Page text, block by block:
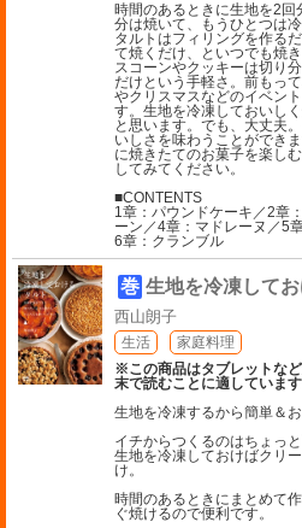
時間のあるときに生地を2回
分は焼いて、もうひとつは
タルトはフィリングを作る
て焼くだけ、といつでも焼
スコーンやクッキーは切り
だけという手軽さ。前もっ
やクリスマスなどのイベン
す。生地を冷凍しておいし
と思います。でも、大丈夫
いしさを味わうことができ
に焼きたてのお菓子を楽し
してみてください。
■CONTENTS
1章：パウンドケーキ／2章
ーン／4章：マドレーヌ／5
6章：クランブル
巻 生地を冷凍して
西山朗子
生活
家庭料理
※この商品はタブレットな
末で読むことに適していま
生地を冷凍するから簡単＆
イチからつくるのはちょっ
生地を冷凍しておけばクリ
け。
時間のあるときにまとめて
ぐ焼けるので便利です。